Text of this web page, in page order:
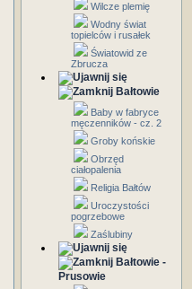
Wilcze plemię
Wodny świat
topielców i rusałek
Światowid ze
Zbrucza
Bałtowie
Baby w fabryce
męczenników - cz. 2
Groby końskie
Obrzęd
ciałopalenia
Religia Bałtów
Uroczystości
pogrzebowe
Zaślubiny
Bałtowie -
Prusowie